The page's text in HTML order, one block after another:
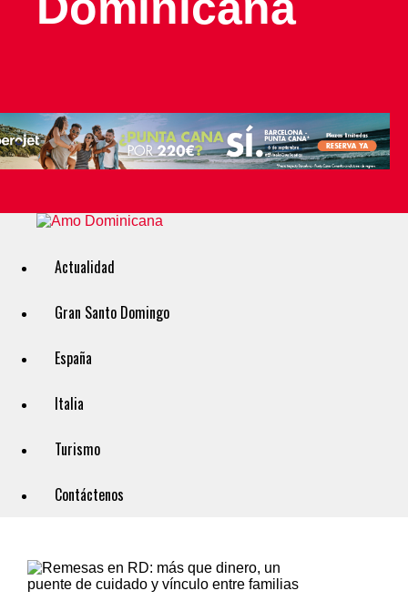
Actualidad
Gran Santo Domingo
España
Italia
Turismo
Contáctenos